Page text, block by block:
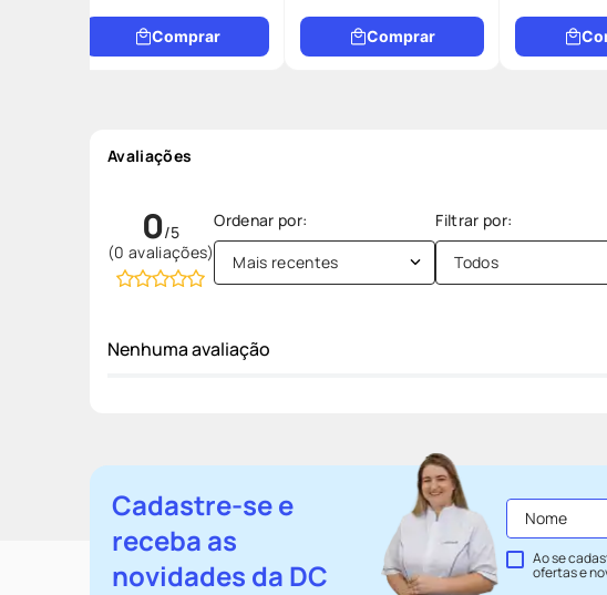
Comprar Comprar
Avaliações
0
(0 avaliações) Mais recentes Todos
Nenhuma avaliação
Cadastre-se e
receba as
novidades da DC
Ao se
ofertas e